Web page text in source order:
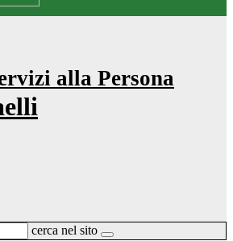
alla Persona
cerca nel sito